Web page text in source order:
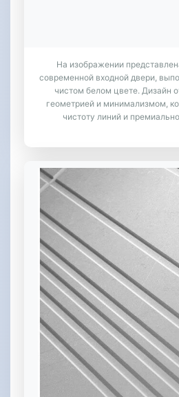
На изображении
современной входной двери,
чистом белом цвете. Дизайн
геометрией и минимализмом,
чистоту линий и